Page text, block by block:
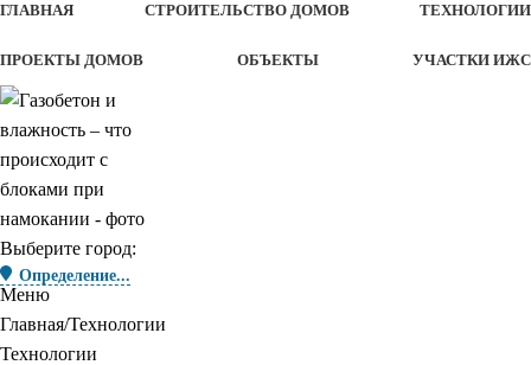
ГЛАВНАЯ СТРОИТЕЛЬСТВО ДОМОВ ТЕХНОЛОГИИ
ПРОЕКТЫ ДОМОВ ОБЪЕКТЫ УЧАСТКИ ИЖС
Выберите город:
Определение...
Меню
Главная Технологии
Технологии